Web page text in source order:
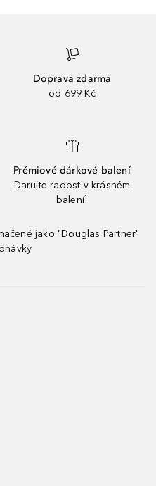
Doprava zdarma
od 699 Kč
Prémiové dárkové balení
Darujte radost v krásném
balení¹
jako "Douglas Partner"